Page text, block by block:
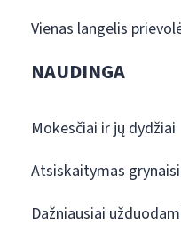
Vienas langelis
NAUDINGA
Mokesčiai ir jų dydžiai
Atsiskaitymas
Dažniausiai